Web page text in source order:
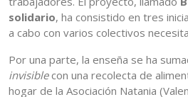
solidario, ha consistido en tres
a cabo con varios colectivos
Por una parte, la enseña se ha
invisiblecon una recolecta de
hogar de la Asociación Natania